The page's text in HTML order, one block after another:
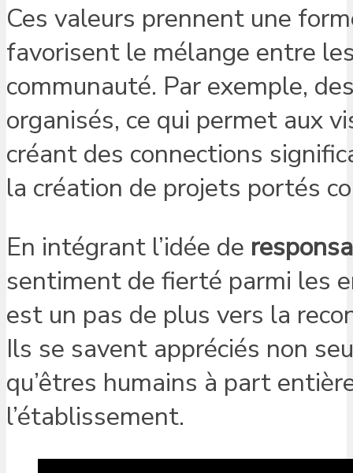
Ces valeurs prennent une
favorisent le mélange entre
communauté. Par exemple,
organisés, ce qui permet aux
créant des connections
la création de projets portés
En intégrant l’idée de
sentiment de fierté parmi les
est un pas de plus vers la
Ils se savent appréciés non
qu’êtres humains à part
l’établissement.